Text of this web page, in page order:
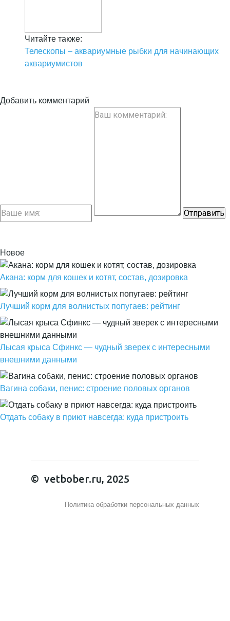
Читайте также:
Телескопы – аквариумные рыбки для начинающих
аквариумистов
Добавить комментарий
Новое
Акана: корм для кошек и котят, состав, дозировка
Лучший корм для волнистых попугаев: рейтинг
Лысая крыса Сфинкс — чудный зверек с интересными
внешними данными
Вагина собаки, пенис: строение половых органов
Отдать собаку в приют навсегда: куда пристроить
© vetbober.ru, 2025
Политика обработки персональных данных